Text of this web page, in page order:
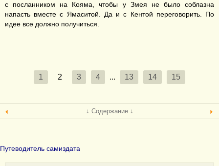
с посланником на Кояма, чтобы у Змея не было соблазна
напасть вместе с Ямаситой. Да и с Кентой переговорить. По
идее все должно получиться.
1 2 3 4 ... 13 14 15
↓ Содержание ↓
Путеводитель самиздата